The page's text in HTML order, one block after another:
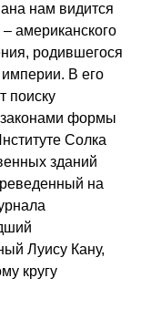
нам видится
американского
родившегося
империи. В его
поиску
формы
Солка
зданий
на
Луису Кану,
кругу